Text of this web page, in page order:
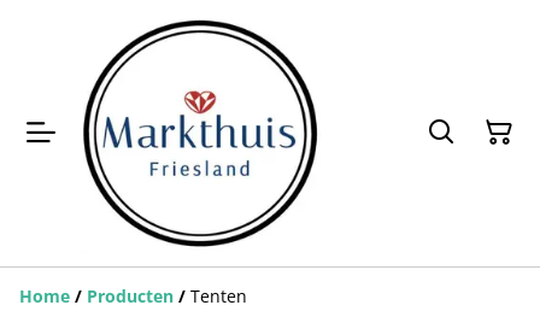
Home / Producten / Tenten